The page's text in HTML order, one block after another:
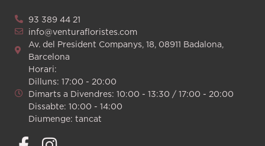
93 389 44 21
info@venturafloristes.com
Av. del President Companys, 18, 08911 Badalona,
Barcelona
Horari:
Dilluns: 17:00 - 20:00
Dimarts a Divendres: 10:00 - 13:30 / 17:00 - 20:00
Dissabte: 10:00 - 14:00
Diumenge: tancat